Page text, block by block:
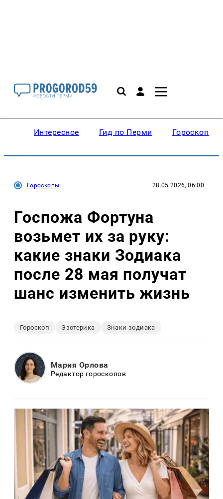
Интересное Гид по Перми Гороскопы
Гороскопы 28.05.2026, 06:00
Госпожа Фортуна
возьмет их за руку:
какие знаки Зодиака
после 28 мая получат
шанс изменить жизнь
Гороскоп Эзотерика Знаки зодиака
Мария Орлова
Редактор гороскопов